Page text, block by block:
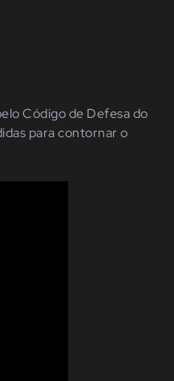
Código de Defesa do
para contornar o